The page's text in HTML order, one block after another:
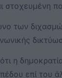
στοχευμένη
των
η
επί του